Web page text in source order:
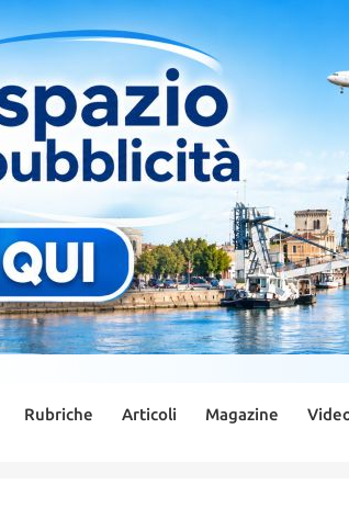
Rubriche Articoli Magazine